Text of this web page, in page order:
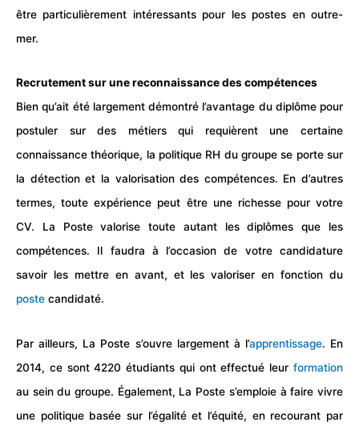
être particulièrement intéressants pour les postes en outre-
mer.
Recrutement sur une reconnaissance des compétences
Bien qu’ait été largement démontré l’avantage du diplôme pour
postuler sur des métiers qui requièrent une certaine
connaissance théorique, la politique RH du groupe se porte sur
la détection et la valorisation des compétences. En d’autres
termes, toute expérience peut être une richesse pour votre
CV. La Poste valorise toute autant les diplômes que les
compétences. Il faudra à l’occasion de votre candidature
savoir les mettre en avant, et les valoriser en fonction du
poste candidaté.
Par ailleurs, La Poste s’ouvre largement à l’apprentissage. En
2014, ce sont 4220 étudiants qui ont effectué leur formation
au sein du groupe. Également, La Poste s’emploie à faire vivre
une politique basée sur l’égalité et l’équité, en recourant par